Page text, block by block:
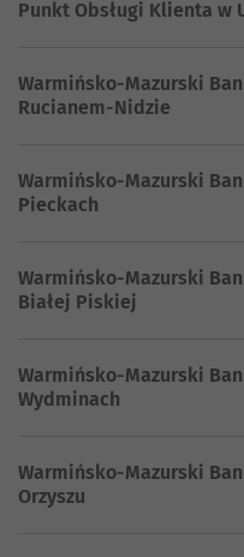
Punkt Obsługi Klienta w
Warmińsko-Mazurski
Rucianem-Nidzie
Warmińsko-Mazurski
Pieckach
Warmińsko-Mazurski
Białej Piskiej
Warmińsko-Mazurski
Wydminach
Warmińsko-Mazurski
Orzyszu